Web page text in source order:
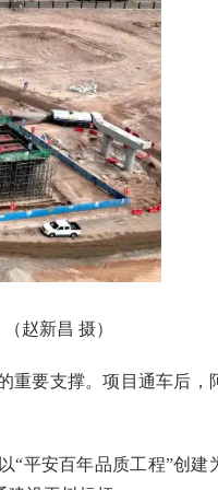
赵新昌 摄）
重要支撑。项目通车后，
“平安百年品质工程”创建